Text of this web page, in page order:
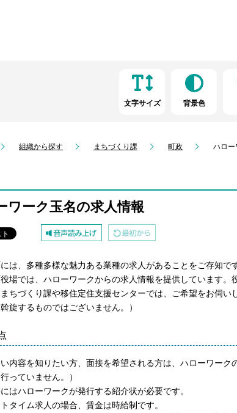
文字サイズ 背景色
組織から探す まちづくり課 町政 ハロー
ワーク玉名の求人情報
は、多種多様な魅力ある業種の求人があることをご存知です
場では、ハローワークからの求人情報を提供しています。
ちづくり課や移住定住支援センターでは、ご希望をお伺
旋するものではございません。）
内容を知りたい方、面接を希望される方は、ハローワー
ていません。）
はハローワークが発行する紹介状が必要です。
タイム求人の場合、賃金は時給制です。